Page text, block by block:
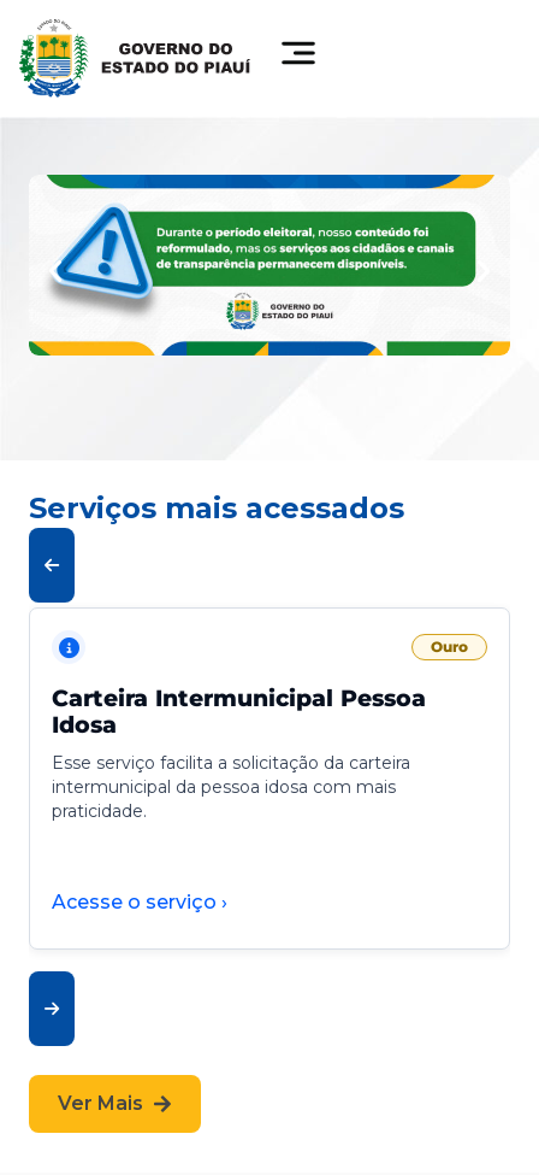
Serviços mais acessados
Ouro
Carteira Intermunicipal Pessoa
Idosa
Esse serviço facilita a solicitação da carteira
intermunicipal da pessoa idosa com mais
praticidade.
Acesse o serviço ›
Ver Mais